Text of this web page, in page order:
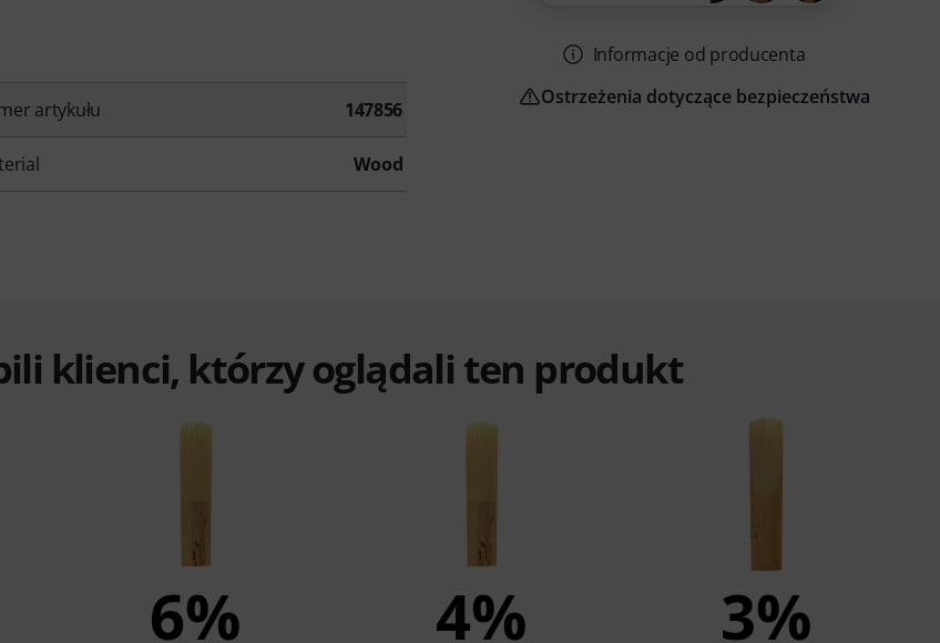
artykułu 147856
Wood
Informacje od producenta
Ostrzeżenia dotyczące bezpieczeństwa
klienci, którzy oglądali ten produkt
6% 4% 3%